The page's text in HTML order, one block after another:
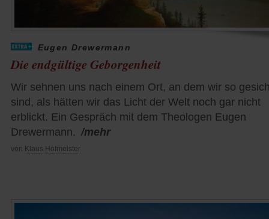
Eugen Drewermann
Die endgültige Geborgenheit
Wir sehnen uns nach einem Ort, an dem wir so
sind, als hätten wir das Licht der Welt noch gar nicht
erblickt. Ein Gespräch mit dem Theologen Eugen
Drewermann. /mehr
von Klaus Hofmeister